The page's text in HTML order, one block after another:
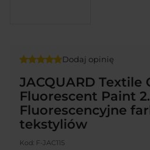
Dodaj opinię
JACQUARD Textile
Fluorescent Paint
Fluorescencyjne
tekstyliów
Kod: F-JAC115